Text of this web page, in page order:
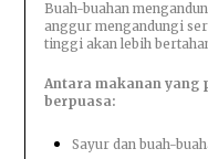
Buah-buahan
anggur mengandungi
tinggi akan lebih
Antara makanan yang
berpuasa:
Sayur dan buah-